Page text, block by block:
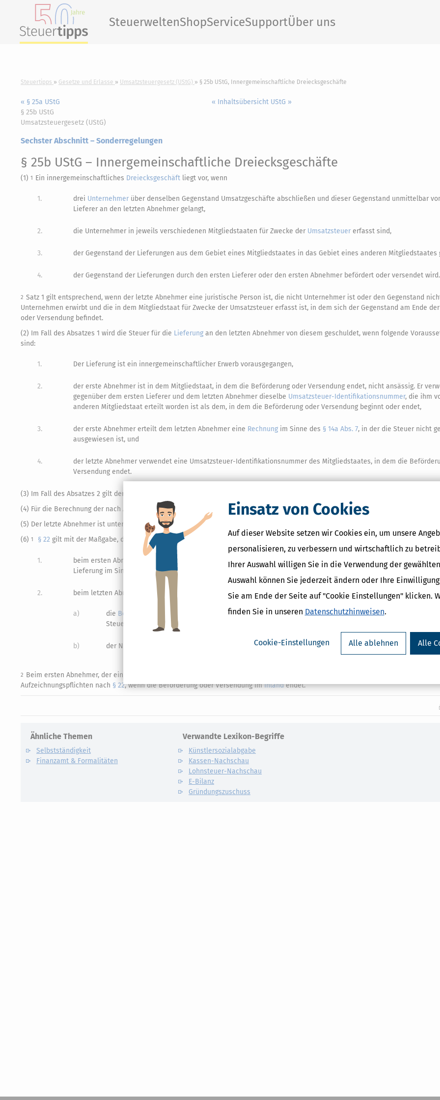
Einsatz von Cookies
Auf dieser Website setzen wir Cookies ein, um unsere
personalisieren, zu verbessern und wirtschaftlich zu
Ihrer Auswahl willigen Sie in die Verwendung der
Auswahl können Sie jederzeit ändern oder Ihre
Sie am Ende der Seite auf "Cookie Einstellungen" klicken.
finden Sie in unseren Datenschutzhinweisen.
Cookie-Einstellungen Alle ablehnen Alle
SteuerweltenShopServiceSupportÜber uns
Steuertipps Gesetze und Erlasse Umsatzsteuergesetz (UStG) § 25b UStG, Innergemeinschaftliche Dreiecksgeschäfte
« § 25a UStG « Inhaltsübersicht UStG »
§ 25b UStG
Umsatzsteuergesetz (UStG)
Sechster Abschnitt – Sonderregelungen
§ 25b UStG – Innergemeinschaftliche Dreiecksgeschäfte
(1) 1 Ein innergemeinschaftliches Dreiecksgeschäft liegt vor, wenn
1. drei Unternehmerüber denselben Gegenstand Umsatzgeschäfte abschließen und dieser Gegenstand unmittelbar
Lieferer an den letzten Abnehmer gelangt,
2. die Unternehmer in jeweils verschiedenen Mitgliedstaaten für Zwecke der Umsatzsteuererfasst sind,
3. der Gegenstand der Lieferungen aus dem Gebiet eines Mitgliedstaates in das Gebiet eines anderen Mitgliedstaates
4. der Gegenstand der Lieferungen durch den ersten Lieferer oder den ersten Abnehmer befördert oder versendet wird.
2 Satz 1 gilt entsprechend, wenn der letzte Abnehmer eine juristische Person ist, die nicht Unternehmer ist oder den Gegenstand
Unternehmen erwirbt und die in dem Mitgliedstaat für Zwecke der Umsatzsteuer erfasst ist, in dem sich der Gegenstand am Ende
oder Versendung befindet.
(2) Im Fall des Absatzes 1 wird die Steuer für die Lieferung an den letzten Abnehmer von diesem geschuldet, wenn folgende
sind:
1. Der Lieferung ist ein innergemeinschaftlicher Erwerb vorausgegangen,
2.
der erste Abnehmer ist in dem Mitgliedstaat, in dem die Beförderung oder Versendung endet, nicht ansässig. Er
gegenüber dem ersten Lieferer und dem letzten Abnehmer dieselbe Umsatzsteuer-Identifikationsnummer, die ihm
anderen Mitgliedstaat erteilt worden ist als dem, in dem die Beförderung oder Versendung beginnt oder endet,
3. der erste Abnehmer erteilt dem letzten Abnehmer eine Rechnungim Sinne des § 14a Abs. 7, in der die Steuer nicht
ausgewiesen ist, und
4.
der letzte Abnehmer verwendet eine Umsatzsteuer-Identifikationsnummer des Mitgliedstaates, in dem die
Versendung endet.
(3) Im Fall des Absatzes 2 gilt der innergemeinschaftliche Erwerb des ersten Abnehmers als besteuert.
(4) Für die Berechnung der nach Absatz 2 geschuldeten Steuer gilt die Gegenleistung alsEntgelt .
(5) Der letzte Abnehmer ist unter den übrigen Voraussetzungen des
(6) 1 § 22 gilt mit der Maßgabe, dass aus den Aufzeichnungen zu ersehen sein müssen
1.
beim ersten Abnehmer, der eine inländische Umsatzsteuer-Identifikationsnummer verwendet, das vereinbarte
Lieferung im Sinne des Absatzes 2 sowie der Name und die Anschrift des letzten Abnehmers;
2. beim letzten Abnehmer, der eine inländische Umsatzsteuer-Identifikationsnummer verwendet:
a) die Bemessungsgrundlage
der an ihn ausgeführten Lieferung im Sinne des Absatzes 2 sowie die hierauf
Steuerbeträge,
b) der Name und die Anschrift des ersten Abnehmers.
2 Beim ersten Abnehmer, der eine Umsatzsteuer-Identifikationsnummer eines anderen Mitgliedstaates verwendet, entfallen die
Aufzeichnungspflichten nach § 22, wenn die Beförderung oder Versendung imInlandendet.
Ähnliche Themen
Selbstständigkeit
Finanzamt & Formalitäten
Verwandte Lexikon-Begriffe
Künstlersozialabgabe
Kassen-Nachschau
Lohnsteuer-Nachschau
E-Bilanz
Gründungszuschuss